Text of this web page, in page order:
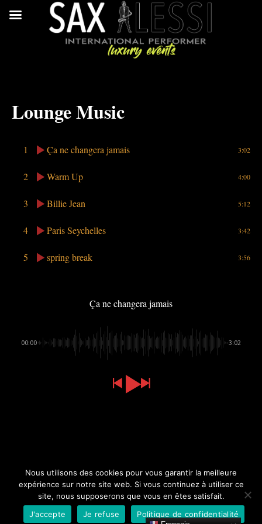
Lounge Music
1 Ça ne changera jamais 3:02
2 Warm Up 4:00
3 Billie Jean 5:12
4 Paris Seychelles 3:42
5 spring break 3:56
Ça ne changera jamais
00:00 -3:02
facebookinstagram
Nous utilisons des cookies pour vous garantir la meilleure
expérience sur notre site web. Si vous continuez à utiliser ce
site, nous supposerons que vous en êtes satisfait.
J'accepte
Je refuse Politique de confidentialité